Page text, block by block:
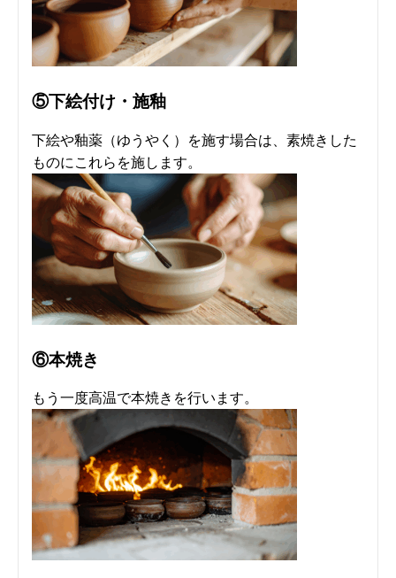
⑤下絵付け・施釉
下絵や釉薬（ゆうやく）を施す場合は、素焼きした
ものにこれらを施します。
⑥本焼き
もう一度高温で本焼きを行います。